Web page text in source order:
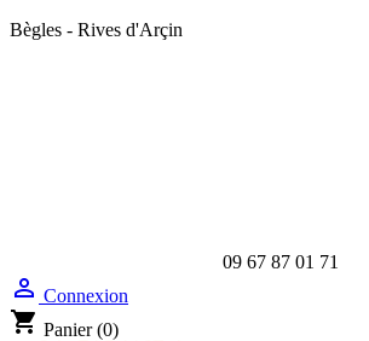
Bègles - Rives d'Arçin
09 67 87 01 71
 Connexion
shopping_cart Panier (0)